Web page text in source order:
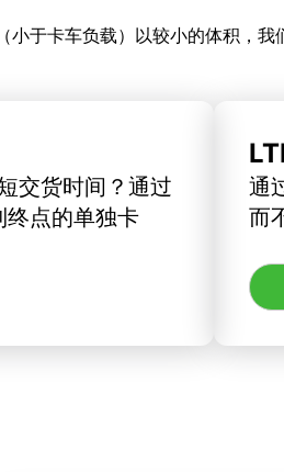
于卡车负载）以较小的体积，我
交货时间？通过
点的单独卡
通
而